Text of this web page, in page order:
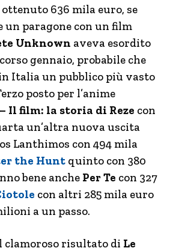
ottenuto 636 mila euro, se
un paragone con un film
Unknown aveva esordito
gennaio, probabile che
Italia un pubblico più vasto
posto per l’anime
Il film: la storia di Reze con
un’altra nuova uscita
Lanthimos con 494 mila
the Hunt quinto con 380
bene anche Per Te con 327
con altri 285 mila euro
a un passo.
clamoroso risultato di Le